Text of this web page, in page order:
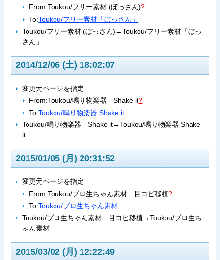
From:Toukou/フリー素材 (ぼっさん)?
To:Toukou/フリー素材「ぼっさん」
Toukou/フリー素材 (ぼっさん)→Toukou/フリー素材「ぼっ
さん」
2014/12/06 (土) 18:02:07
変更元ページを指定
From:Toukou/鳴り物楽器 Shake it?
To:Toukou/鳴り物楽器 Shake it
Toukou/鳴り物楽器 Shake it→Toukou/鳴り物楽器 Shake
it
2015/01/05 (月) 20:31:52
変更元ページを指定
From:Toukou/プロ生ちゃん素材 目コピ移植?
To:Toukou/プロ生ちゃん素材
Toukou/プロ生ちゃん素材 目コピ移植→Toukou/プロ生ち
ゃん素材
2015/03/02 (月) 12:22:49